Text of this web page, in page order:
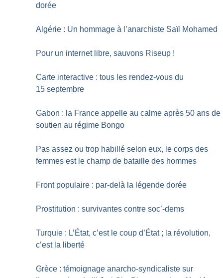
dorée
Algérie : Un hommage à l’anarchiste Saïl Mohamed
Pour un internet libre, sauvons Riseup !
Carte interactive : tous les rendez-vous du
15 septembre
Gabon : la France appelle au calme après 50 ans de
soutien au régime Bongo
Pas assez ou trop habillé selon eux, le corps des
femmes est le champ de bataille des hommes
Front populaire : par-delà la légende dorée
Prostitution : survivantes contre soc’-dems
Turquie : L’État, c’est le coup d’État ; la révolution,
c’est la liberté
Grèce : témoignage anarcho-syndicaliste sur